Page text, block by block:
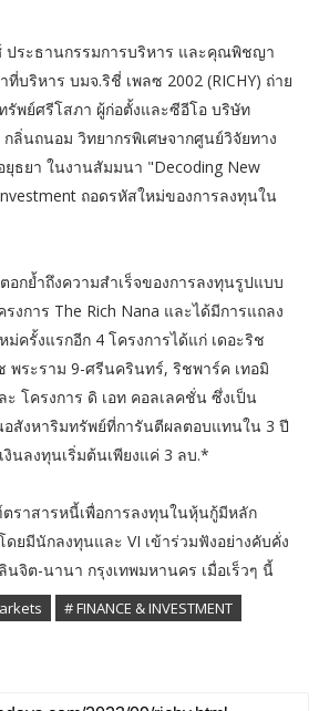
ประธานกรรมการบริหาร และคุณพิชญา
บริหาร บมจ.ริชี่ เพลซ 2002 (RICHY) ถ่าย
พย์ศรีโสภา ผู้ก่อตั้งและซีอีโอ บริษัท
ลิ่นถนอม วิทยากรพิเศษจากศูนย์วิจัยทาง
ยุธยา ในงานสัมมนา "Decoding New
ถอดรหัสใหม่ของการลงทุนใน
อกย้ำถึงความสำเร็จของการลงทุนรูปแบบ
งการ The Rich Nana และได้มีการแถลง
ครั้งแรกอีก 4 โครงการได้แก่ เดอะริช
พระราม 9-ศรีนครินทร์, ริชพาร์ค เทอมิ
โครงการ ดิ เอท คอลเลคชั่น ซึ่งเป็น
สังหาริมทรัพย์ที่การันตีผลตอบแทนใน 3 ปี
นลงทุนเริ่มต้นเพียงแค่ 3 ลบ.*
าสารหนี้เพื่อการลงทุนในหุ้นกู้มีหลัก
ดยมีนักลงทุนและ VI เข้าร่วมฟังอย่างคับคั่ง
นจิต-นานา กรุงเทพมหานคร เมื่อเร็วๆ นี้
# FINANCE & INVESTMENT